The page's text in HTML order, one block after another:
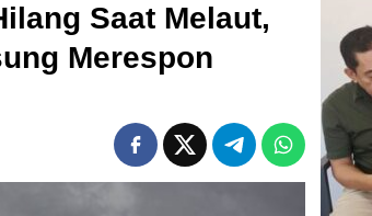
Saat Melaut,
Merespon